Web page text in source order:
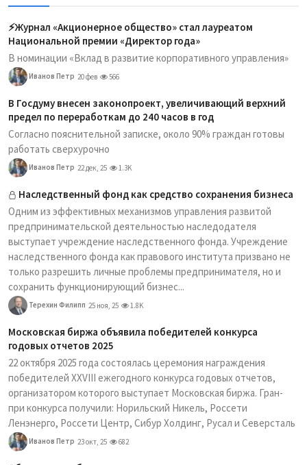
⚡️Журнал «Акционерное общество» стал лауреатом
Национальной премии «Директор года»
В номинации «Вклад в развитие корпоративного управления»
Иванов Петр 20 фев 566
В Госдуму внесен законопроект, увеличивающий верхний
предел по переработкам до 240 часов в год
Согласно пояснительной записке, около 90% граждан готовы
работать сверхурочно
Иванов Петр 22 дек, 25 1.3K
Наследственный фонд как средство сохранения бизнеса
Одним из эффективных механизмов управления развитой
предпринимательской деятельностью наследодателя
выступает учреждение наследственного фонда. Учреждение
наследственного фонда как правового института призвано не
только разрешить личные проблемы предпринимателя, но и
сохранить функционирующий бизнес...
Терехин Филипп 25 ноя, 25 1.8K
Московская биржа объявила победителей конкурса
годовых отчетов 2025
22 октября 2025 года состоялась церемония награждения
победителей XXVIII ежегодного конкурса годовых отчетов,
организатором которого выступает Московская биржа. Гран-
при конкурса получили: Норильский Никель, Россети
Ленэнерго, Россети Центр, Сибур Холдинг, Русал и Северсталь
Иванов Петр 23 окт, 25 682